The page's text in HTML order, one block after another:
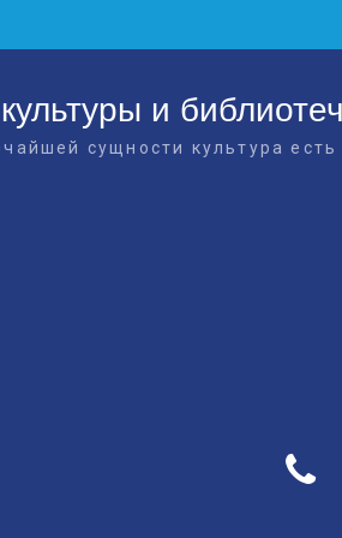
и
сущности культура